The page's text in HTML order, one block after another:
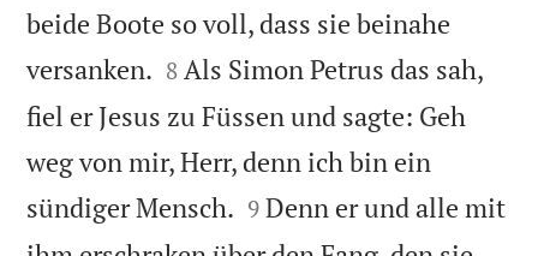
beide Boote so voll, dass sie beinahe
versanken. 

8 Als Simon Petrus das sah,
fiel er Jesus zu Füssen und sagte: Geh
weg von mir, Herr, denn ich bin ein
sündiger Mensch. 

9 Denn er und alle mit